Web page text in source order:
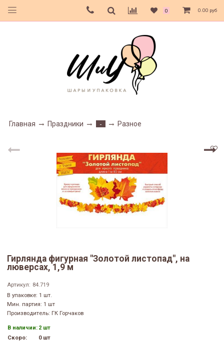
0 0.00 руб
Главная Праздники - Разное
Гирлянда фигурная "Золотой листопад", на
люверсах, 1,9 м
Артикул: 84.719
В упаковке: 1 шт.
Мин. партия: 1 шт
Производитель: ГК Горчаков
В наличии: 2 шт
Скоро:
0 шт